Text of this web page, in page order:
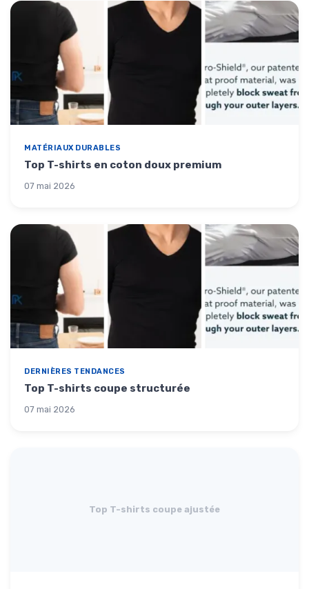
MATÉRIAUX DURABLES
Top T-shirts en coton doux premium
07 mai 2026
DERNIÈRES TENDANCES
Top T-shirts coupe structurée
07 mai 2026
Top T-shirts coupe ajustée